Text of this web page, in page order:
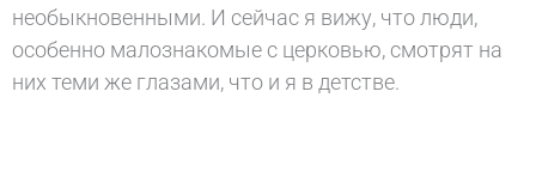
необыкновенными. И сейчас я вижу, что люди,
особенно малознакомые с церковью, смотрят на
них теми же глазами, что и я в детстве.